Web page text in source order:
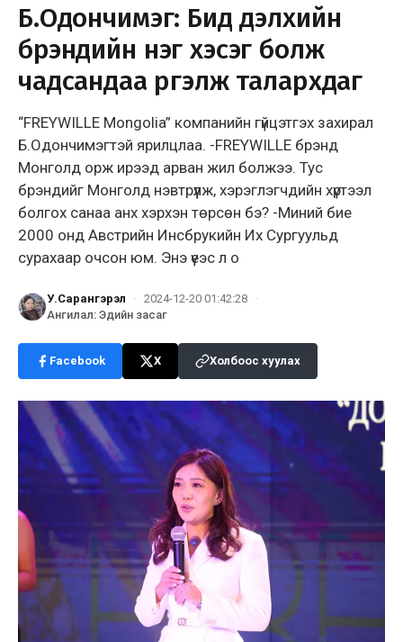
Б.Одончимэг: Бид дэлхийн
брэндийн нэг хэсэг болж
чадсандаа үргэлж талархдаг
“FREYWILLE Mongolia” компанийн гүйцэтгэх захирал
Б.Одончимэгтэй ярилцлаа. -FREYWILLE брэнд
Монголд орж ирээд арван жил болжээ. Тус
брэндийг Монголд нэвтрүүлж, хэрэглэгчдийн хүртээл
болгох санаа анх хэрхэн төрсөн бэ? -Миний бие
2000 онд Австрийн Инсбрукийн Их Сургуульд
сурахаар очсон юм. Энэ үеэс л о
У.Сарангэрэл · 2024-12-20 01:42:28 ·
Ангилал: Эдийн засаг
Facebook X Холбоос хуулах